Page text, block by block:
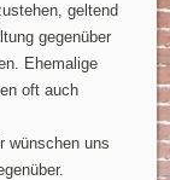
geltend
gegenüber
Ehemalige
oft auch
wünschen uns